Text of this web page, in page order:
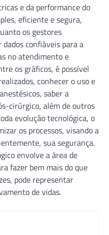
e da performance do
eficiente e segura,
os gestores
confiáveis para a
no atendimento e
os gráficos, é possível
conhecer o uso e
saber a
cirúrgico, além de outros
evolução tecnológica, o
os processos, visando a
sua segurança.
envolve a área de
fazer bem mais do que
pode representar
de vidas.